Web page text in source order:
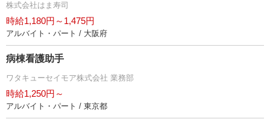
株式会社はま寿司
時給1,180円～1,475円
アルバイト・パート / 大阪府
病棟看護助手
ワタキューセイモア株式会社 業務部
時給1,250円～
アルバイト・パート / 東京都